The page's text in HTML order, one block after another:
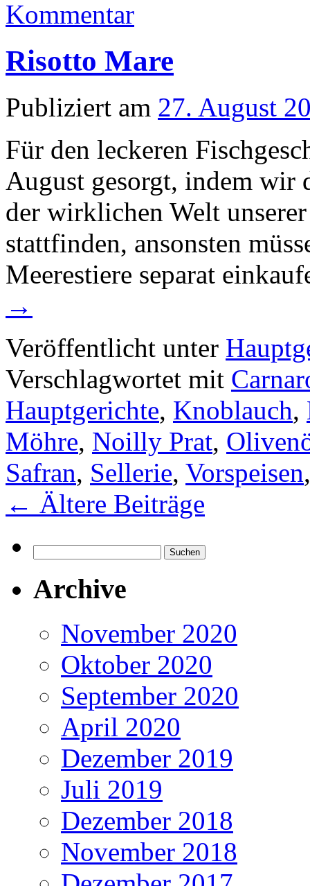
Kommentar
Risotto Mare
Publiziert am 27. August
Für den leckeren
August gesorgt, indem wir
der wirklichen Welt
stattfinden, ansonsten
Meerestiere separat
→
Veröffentlicht unter
Verschlagwortet mit
Hauptgerichte, Knoblauch,
Möhre, Noilly Prat,
Safran, Sellerie, Vorspeisen
← Ältere Beiträge
nach:
Archive
November 2020
Oktober 2020
September 2020
April 2020
Dezember 2019
Juli 2019
Dezember 2018
November 2018